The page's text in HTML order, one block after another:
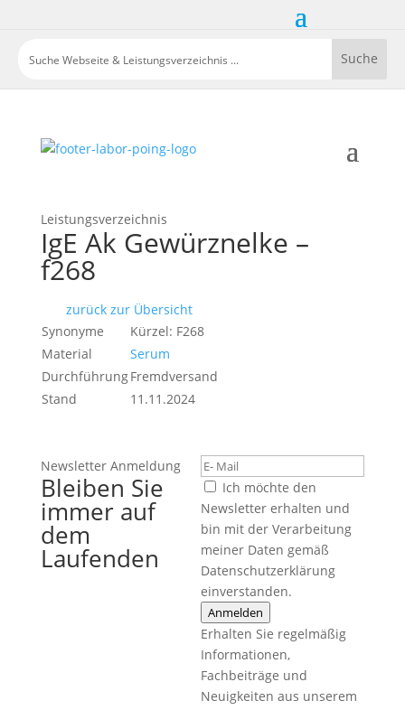
Leistungsverzeichnis
IgE Ak Gewürznelke –
f268
zurück zur Übersicht
Synonyme
Kürzel: F268
Material
Serum
DurchführungFremdversand
Stand
11.11.2024
Newsletter Anmeldung
Bleiben Sie
immer auf
dem
Laufenden
Ich möchte den
Newsletter erhalten und
bin mit der Verarbeitung
meiner Daten gemäß
Datenschutzerklärung
einverstanden.
Anmelden
Erhalten Sie regelmäßig
Informationen,
Fachbeiträge und
Neuigkeiten aus unserem